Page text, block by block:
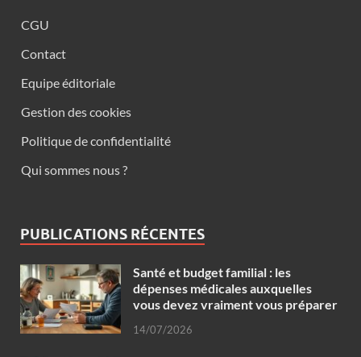
CGU
Contact
Equipe éditoriale
Gestion des cookies
Politique de confidentialité
Qui sommes nous ?
PUBLICATIONS RÉCENTES
Santé et budget familial : les
dépenses médicales auxquelles
vous devez vraiment vous préparer
14/07/2026